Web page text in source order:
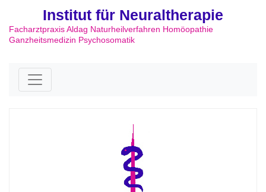
Institut für Neuraltherapie
Facharztpraxis Aldag Naturheilverfahren Homöopathie
Ganzheitsmedizin Psychosomatik